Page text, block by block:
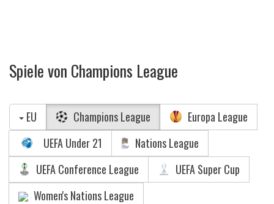
Spiele von Champions League
EU Champions League
Europa League
UEFA Under 21
Nations League
UEFA Conference League
UEFA Super Cup
Women's Nations League